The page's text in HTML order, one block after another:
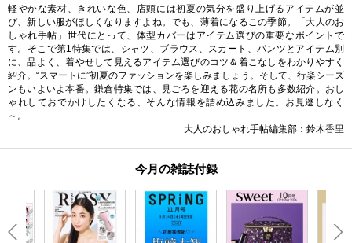
軽やかな素材、きれいな色、店頭には初夏の気分を盛り上げるアイテムが並
び、新しい服がほしくなりますよね。でも、薄着になるこの季節。「大人のお
しゃれ手帖」世代にとって、体型カバーはアイテム選びの重要なポイントで
す。そこで第1特集では、シャツ、ブラウス、スカート、パンツとアイテム別
に、品よく、着やせして見えるアイテム選びのコツ＆着こなしをわかりやすく
紹介。“スマートに”初夏のファッションを楽しみましょう。そして、行楽シーズ
ンもいよいよ本番。鎌倉特集では、見ごろを迎える花の名所も多数紹介。おし
ゃれしておでかけしたくなる、そんな情報を詰め込みました。お見逃しなく
～。
大人のおしゃれ手帖編集部：鈴木香里
今月の雑誌付録